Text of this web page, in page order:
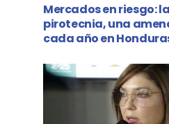
Mercados en riesgo: la
pirotecnia, una
cada año en